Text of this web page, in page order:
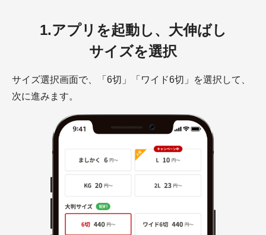
1.アプリを起動し、大伸ばし
サイズを選択
サイズ選択画面で、「6切」「ワイド6切」を選択して、
次に進みます。